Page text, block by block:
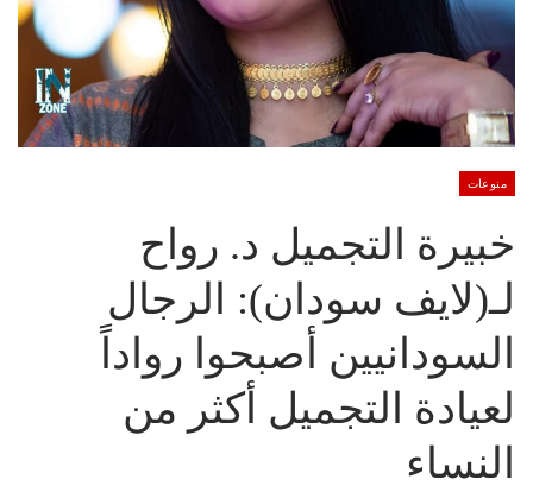
منوعات
خبيرة التجميل د. رواح
لـ(لايف سودان): الرجال
السودانيين أصبحوا رواداً
لعيادة التجميل أكثر من
النساء